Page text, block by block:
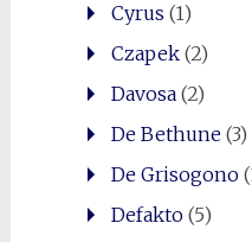
Cyrus (1)
Czapek(2)
Davosa(2)
De Bethune(3)
De Grisogono
Defakto(5)